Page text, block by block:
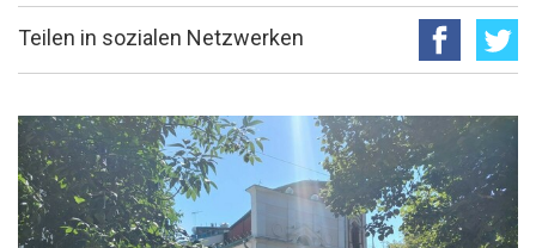
Teilen in sozialen Netzwerken